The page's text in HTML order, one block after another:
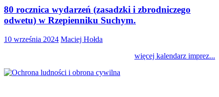
80 rocznica wydarzeń (zasadzki i zbrodniczego
odwetu) w Rzepienniku Suchym.
10 września 2024 Maciej Hołda
więcej kalendarz imprez...